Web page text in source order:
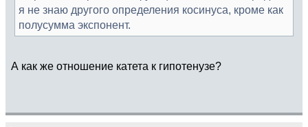
я не знаю другого определения косинуса, кроме как
полусумма экспонент.
А как же отношение катета к гипотенузе?